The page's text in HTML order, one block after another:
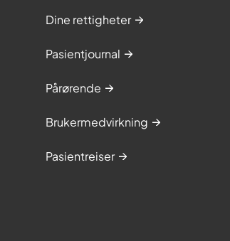
Dine rettigheter
Pasientjournal
Pårørende
Brukermedvirkning
Pasientreiser